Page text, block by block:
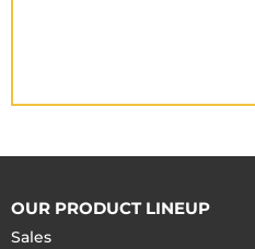
OUR PRODUCT LINEUP
Sales